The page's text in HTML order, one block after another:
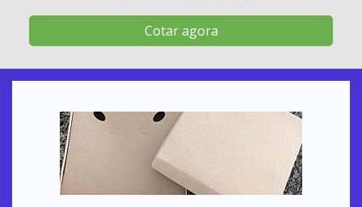
Cotar agora